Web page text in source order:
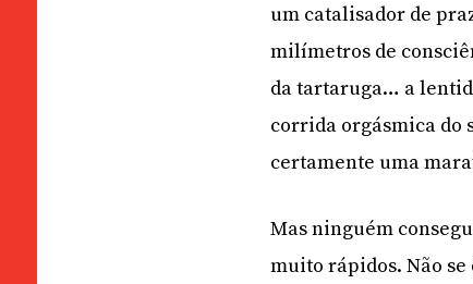
um catalisador de
milímetros de
da tartaruga… a
corrida orgásmica do
certamente uma
Mas ninguém
muito rápidos. Não